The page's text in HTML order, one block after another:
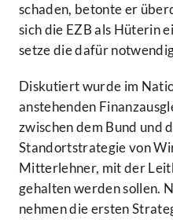
schaden, betonte er
sich die EZB als Hüterin
setze die dafür
Diskutiert wurde im
anstehenden
zwischen dem Bund und
Standortstrategie von
Mitterlehner, mit der
gehalten werden sollen.
nehmen die ersten